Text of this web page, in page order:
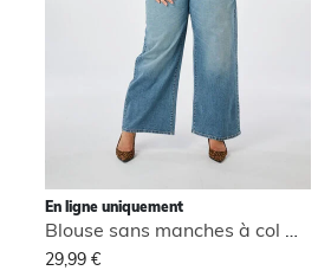
En ligne uniquement
Blouse sans manches à col montant
29,99 €